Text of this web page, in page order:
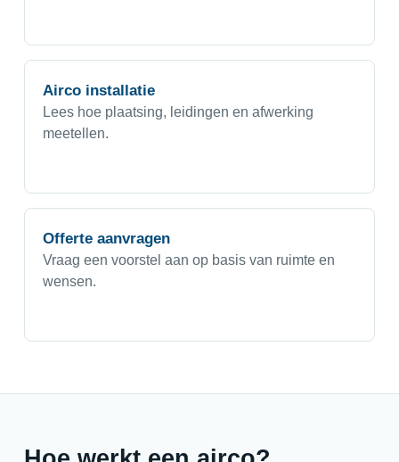
Airco installatie
Lees hoe plaatsing, leidingen en afwerking
meetellen.
Offerte aanvragen
Vraag een voorstel aan op basis van ruimte en
wensen.